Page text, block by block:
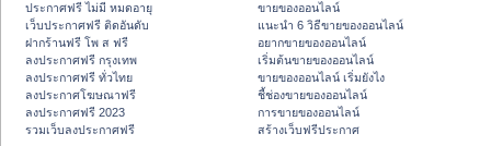
ประกาศฟรี ไม่มี หมดอายุ
เว็บประกาศฟรี ติดอันดับ
ฝากร้านฟรี โพ ส ฟรี
ลงประกาศฟรี กรุงเทพ
ลงประกาศฟรี ทั่วไทย
ลงประกาศโฆษณาฟรี
ลงประกาศฟรี 2023
รวมเว็บลงประกาศฟรี
ขายของออนไลน์
แนะนำ 6 วิธีขายของออนไลน์
อยากขายของออนไลน์
เริ่มต้นขายของออนไลน์
ขายของออนไลน์ เริ่มยังไง
ชี้ช่องขายของออนไลน์
การขายของออนไลน์
สร้างเว็บฟรีประกาศ